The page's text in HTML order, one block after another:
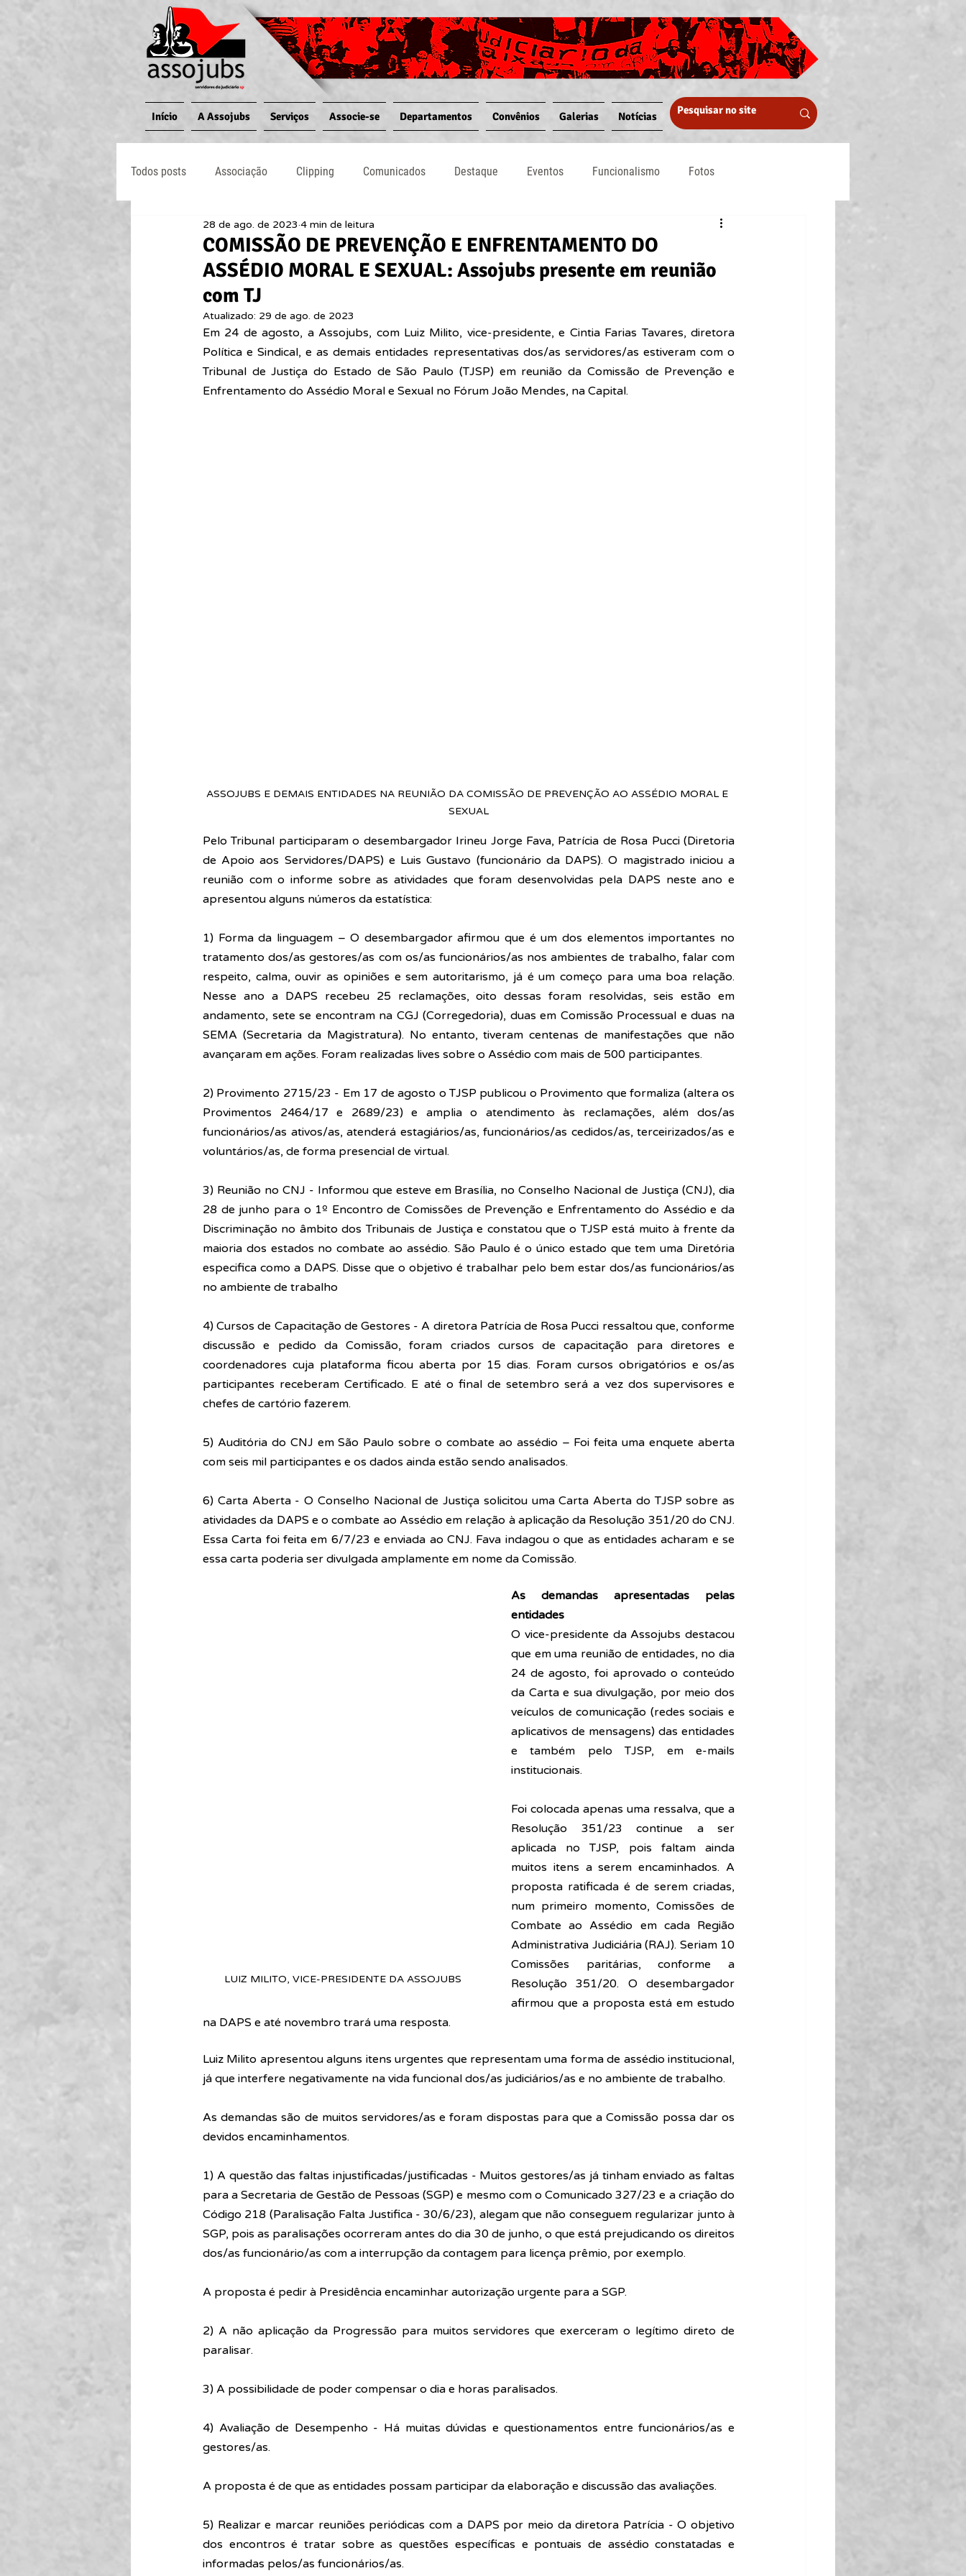
Início A Assojubs Serviços Associe-se Departamentos Convênios Galerias Notícias
Todos posts Associação Clipping Comunicados Destaque Eventos Funcionalismo Fotos
Jornal O Processo Judiciário Notícias
COMISSÃO DE PREVENÇÃO E ENFRENTAMENTO DO
ASSÉDIO MORAL E SEXUAL: Assojubs presente em reunião
com TJ
28 de ago. de 2023 4 min de leitura
Atualizado: 29 de ago. de 2023
Em 24 de agosto, a Assojubs, com Luiz Milito, vice-presidente, e Cintia Farias Tavares, diretora
Política e Sindical, e as demais entidades representativas dos/as servidores/as estiveram com o
Tribunal de Justiça do Estado de São Paulo (TJSP) em reunião da Comissão de Prevenção e
Enfrentamento do Assédio Moral e Sexual no Fórum João Mendes, na Capital.
ASSOJUBS E DEMAIS ENTIDADES NA REUNIÃO DA COMISSÃO DE PREVENÇÃO AO ASSÉDIO MORAL E
SEXUAL
Pelo Tribunal participaram o desembargador Irineu Jorge Fava, Patrícia de Rosa Pucci (Diretoria
de Apoio aos Servidores/DAPS) e Luis Gustavo (funcionário da DAPS). O magistrado iniciou a
reunião com o informe sobre as atividades que foram desenvolvidas pela DAPS neste ano e
apresentou alguns números da estatística:
1) Forma da linguagem – O desembargador afirmou que é um dos elementos importantes no
tratamento dos/as gestores/as com os/as funcionários/as nos ambientes de trabalho, falar com
respeito, calma, ouvir as opiniões e sem autoritarismo, já é um começo para uma boa relação.
Nesse ano a DAPS recebeu 25 reclamações, oito dessas foram resolvidas, seis estão em
andamento, sete se encontram na CGJ (Corregedoria), duas em Comissão Processual e duas na
SEMA (Secretaria da Magistratura). No entanto, tiveram centenas de manifestações que não
avançaram em ações. Foram realizadas lives sobre o Assédio com mais de 500 participantes.
2) Provimento 2715/23 - Em 17 de agosto o TJSP publicou o Provimento que formaliza (altera os
Provimentos 2464/17 e 2689/23) e amplia o atendimento às reclamações, além dos/as
funcionários/as ativos/as, atenderá estagiários/as, funcionários/as cedidos/as, terceirizados/as e
voluntários/as, de forma presencial de virtual.
3) Reunião no CNJ - Informou que esteve em Brasília, no Conselho Nacional de Justiça (CNJ), dia
28 de junho para o 1º Encontro de Comissões de Prevenção e Enfrentamento do Assédio e da
Discriminação no âmbito dos Tribunais de Justiça e constatou que o TJSP está muito à frente da
maioria dos estados no combate ao assédio. São Paulo é o único estado que tem uma Diretória
especifica como a DAPS. Disse que o objetivo é trabalhar pelo bem estar dos/as funcionários/as
no ambiente de trabalho
4) Cursos de Capacitação de Gestores - A diretora Patrícia de Rosa Pucci ressaltou que, conforme
discussão e pedido da Comissão, foram criados cursos de capacitação para diretores e
coordenadores cuja plataforma ficou aberta por 15 dias. Foram cursos obrigatórios e os/as
participantes receberam Certificado. E até o final de setembro será a vez dos supervisores e
chefes de cartório fazerem.
5) Auditória do CNJ em São Paulo sobre o combate ao assédio – Foi feita uma enquete aberta
com seis mil participantes e os dados ainda estão sendo analisados.
6) Carta Aberta - O Conselho Nacional de Justiça solicitou uma Carta Aberta do TJSP sobre as
atividades da DAPS e o combate ao Assédio em relação à aplicação da Resolução 351/20 do CNJ.
Essa Carta foi feita em 6/7/23 e enviada ao CNJ. Fava indagou o que as entidades acharam e se
essa carta poderia ser divulgada amplamente em nome da Comissão.
LUIZ MILITO, VICE-PRESIDENTE DA ASSOJUBS
As demandas apresentadas pelas
entidades
O vice-presidente da Assojubs destacou
que em uma reunião de entidades, no dia
24 de agosto, foi aprovado o conteúdo
da Carta e sua divulgação, por meio dos
veículos de comunicação (redes sociais e
aplicativos de mensagens) das entidades
e também pelo TJSP, em e-mails
institucionais.
Foi colocada apenas uma ressalva, que a
Resolução 351/23 continue a ser
aplicada no TJSP, pois faltam ainda
muitos itens a serem encaminhados. A
proposta ratificada é de serem criadas,
num primeiro momento, Comissões de
Combate ao Assédio em cada Região
Administrativa Judiciária (RAJ). Seriam 10
Comissões paritárias, conforme a
Resolução 351/20. O desembargador
afirmou que a proposta está em estudo
na DAPS e até novembro trará uma resposta.
Luiz Milito apresentou alguns itens urgentes que representam uma forma de assédio institucional,
já que interfere negativamente na vida funcional dos/as judiciários/as e no ambiente de trabalho.
As demandas são de muitos servidores/as e foram dispostas para que a Comissão possa dar os
devidos encaminhamentos.
1) A questão das faltas injustificadas/justificadas - Muitos gestores/as já tinham enviado as faltas
para a Secretaria de Gestão de Pessoas (SGP) e mesmo com o Comunicado 327/23 e a criação do
Código 218 (Paralisação Falta Justifica - 30/6/23), alegam que não conseguem regularizar junto à
SGP, pois as paralisações ocorreram antes do dia 30 de junho, o que está prejudicando os direitos
dos/as funcionário/as com a interrupção da contagem para licença prêmio, por exemplo.
A proposta é pedir à Presidência encaminhar autorização urgente para a SGP.
2) A não aplicação da Progressão para muitos servidores que exerceram o legítimo direto de
paralisar.
3) A possibilidade de poder compensar o dia e horas paralisados.
4) Avaliação de Desempenho - Há muitas dúvidas e questionamentos entre funcionários/as e
gestores/as.
A proposta é de que as entidades possam participar da elaboração e discussão das avaliações.
5) Realizar e marcar reuniões periódicas com a DAPS por meio da diretora Patrícia - O objetivo
dos encontros é tratar sobre as questões específicas e pontuais de assédio constatadas e
informadas pelos/as funcionários/as.